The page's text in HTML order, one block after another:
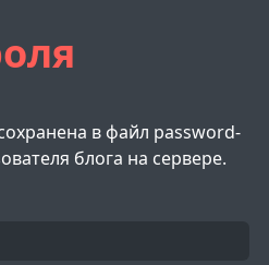
в файл password-
блога на сервере.